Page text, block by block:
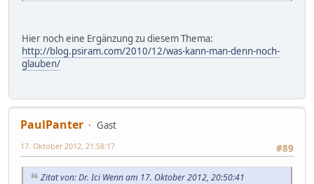
Hier noch eine Ergänzung zu diesem Thema:
http://blog.psiram.com/2010/12/was-kann-man-denn-noch-
glauben/
PaulPanter
Gast
#89
17. Oktober 2012, 21:58:17
Zitat von: Dr. Ici Wenn am 17. Oktober 2012, 20:50:41